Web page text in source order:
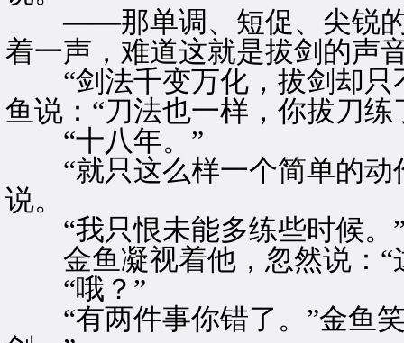
——那单调、短促、尖锐的
着一声，难道这就是拔剑的声
“剑法千变万化，拔剑却只
鱼说：“刀法也一样，你拔刀练
“十八年。”
“就只这么样一个简单的动
说。
“我只恨未能多练些时候。
金鱼凝视着他，忽然说：“
“哦？”
“有两件事你错了。”金鱼笑